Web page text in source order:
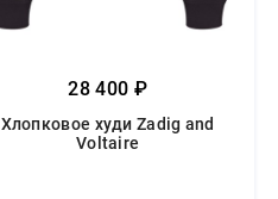
28 400 ₽
Хлопковое худи Zadig and
Voltaire